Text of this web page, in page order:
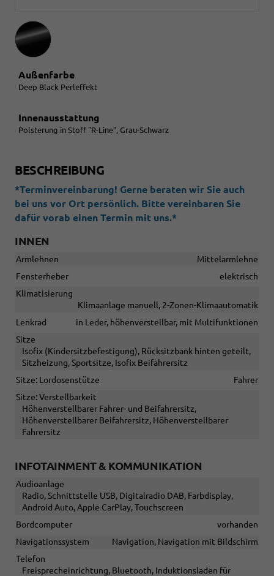
Außenfarbe
Deep Black Perleffekt
Innenausstattung
Polsterung in Stoff "R-Line", Grau-Schwarz
BESCHREIBUNG
*Terminvereinbarung! Gerne beraten wir Sie auch
bei uns vor Ort persönlich. Bitte vereinbaren Sie
dafür vorab einen Termin mit uns.*
INNEN
Armlehnen
Mittelarmlehne
Fensterheber
elektrisch
Klimatisierung
Klimaanlage manuell, 2-Zonen-Klimaautomatik
Lenkrad
in Leder, höhenverstellbar, mit Multifunktionen
Sitze
Isofix (Kindersitzbefestigung), Rücksitzbank hinten geteilt,
Sitzheizung, Sportsitze, Isofix Beifahrersitz
Sitze: Lordosenstütze
Fahrer
Sitze: Verstellbarkeit
Höhenverstellbarer Fahrer- und Beifahrersitz,
Höhenverstellbarer Beifahrersitz, Höhenverstellbarer
Fahrersitz
INFOTAINMENT & KOMMUNIKATION
Audioanlage
Radio, Schnittstelle USB, Digitalradio DAB, Farbdisplay,
Android Auto, Apple CarPlay, Touchscreen
Bordcomputer
vorhanden
Navigationssystem
Navigation, Navigation mit Bildschirm
Telefon
Freisprecheinrichtung, Bluetooth, Induktionsladen für